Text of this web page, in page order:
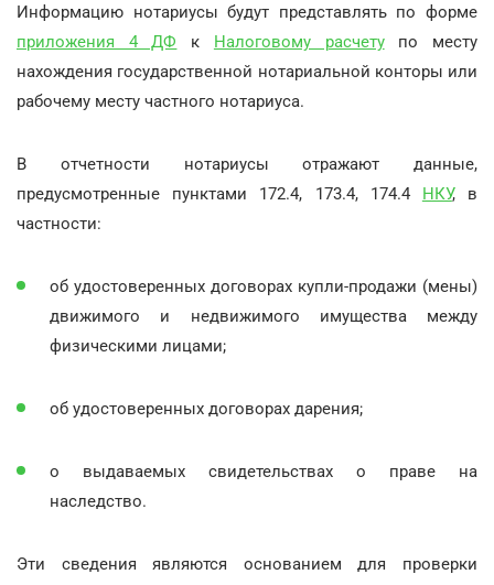
Информацию нотариусы будут представлять по форме
приложения 4 ДФ к Налоговому расчетупо месту
нахождения государственной нотариальной конторы или
рабочему месту частного нотариуса.
В отчетности нотариусы отражают данные,
предусмотренные пунктами 172.4, 173.4, 174.4 НКУ, в
частности:
об удостоверенных договорах купли-продажи (мены)
движимого и недвижимого имущества между
физическими лицами;
об удостоверенных договорах дарения;
о выдаваемых свидетельствах о праве на
наследство.
Эти сведения являются основанием для проверки